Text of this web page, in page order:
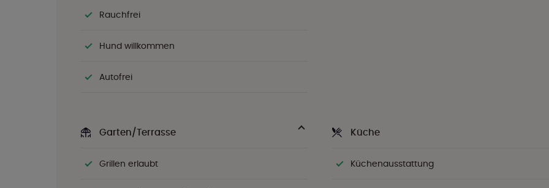
Rauchfrei
Hund willkommen
Autofrei
Garten/Terrasse
Grillen erlaubt
Küche
Küchenausstattung